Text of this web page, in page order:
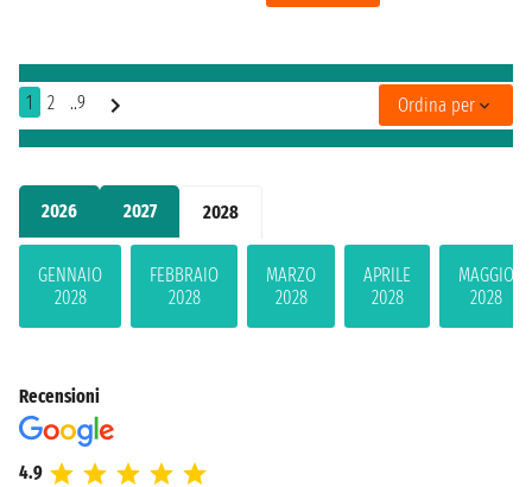
2026 2027 2028
GENNAIO
2028
FEBBRAIO
2028
MARZO
2028
APRILE
2028
MAGGIO
2028
1 2 ..9 Ordina per
Recensioni
4.9